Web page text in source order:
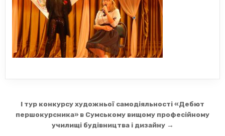
Навігація
записів
I тур конкурсу художньої самодіяльності «Дебют
першокурсника» в Сумському вищому професійному
училищі будівництва і дизайну →